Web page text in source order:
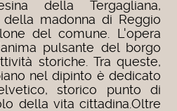
della Tergagliana,
madonna di Reggio
del comune. L'opera
pulsante del borgo
storiche. Tra queste,
nel dipinto è dedicato
storico punto di
della vita cittadina.Oltre